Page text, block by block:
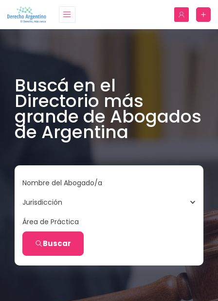
Buscá en el
Directorio más
grande de Abogados
de Argentina
Nombre del Abogado/a
Jurisdicción
Área de Práctica
Buscar